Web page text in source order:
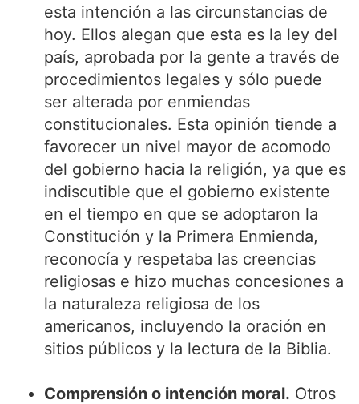
esta intención a las circunstancias de
hoy. Ellos alegan que esta es la ley del
país, aprobada por la gente a través de
procedimientos legales y sólo puede
ser alterada por enmiendas
constitucionales. Esta opinión tiende a
favorecer un nivel mayor de acomodo
del gobierno hacia la religión, ya que es
indiscutible que el gobierno existente
en el tiempo en que se adoptaron la
Constitución y la Primera Enmienda,
reconocía y respetaba las creencias
religiosas e hizo muchas concesiones a
la naturaleza religiosa de los
americanos, incluyendo la oración en
sitios públicos y la lectura de la Biblia.
Comprensión o intención moral. Otros